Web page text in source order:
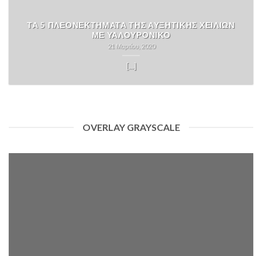
ΤΑ 5 ΠΛΕΟΝΕΚΤΗΜΑΤΑ ΤΗΣ ΑΥΞΗΤΙΚΗΣ ΧΕΙΛΙΩΝ
ΜΕ ΥΑΛΟΥΡΟΝΙΚΟ
21 Μαρτίου, 2020
[...]
OVERLAY GRAYSCALE